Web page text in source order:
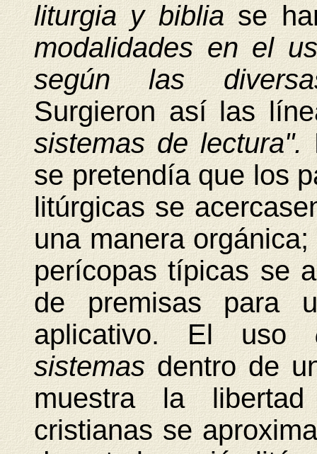
liturgia y bibliase
modalidades en el
según las
Surgieron así las
sistemas de lectura".
se pretendía que los
litúrgicas se
una manera
perícopas típicas se
de premisas para
aplicativo. El uso
sistemas dentro de
muestra la
cristianas se